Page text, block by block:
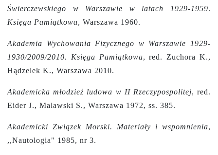
Świerczewskiego w Warszawie w latach 1929-1959.
Księga Pamiątkowa, Warszawa 1960.
Akademia Wychowania Fizycznego w Warszawie 1929-
1930/2009/2010. Księga Pamiątkowa, red. Zuchora K.,
Hądzelek K., Warszawa 2010.
Akademicka młodzież ludowa w II Rzeczypospolitej, red.
Eider J., Malawski S., Warszawa 1972, ss. 385.
Akademicki Związek Morski. Materiały i wspomnienia,
,,Nautologia" 1985, nr 3.